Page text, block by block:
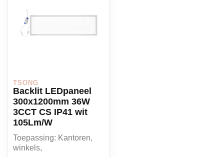
TSONG
Backlit LEDpaneel
300x1200mm 36W
3CCT CS IP41 wit
105Lm/W
Toepassing: Kantoren,
winkels,